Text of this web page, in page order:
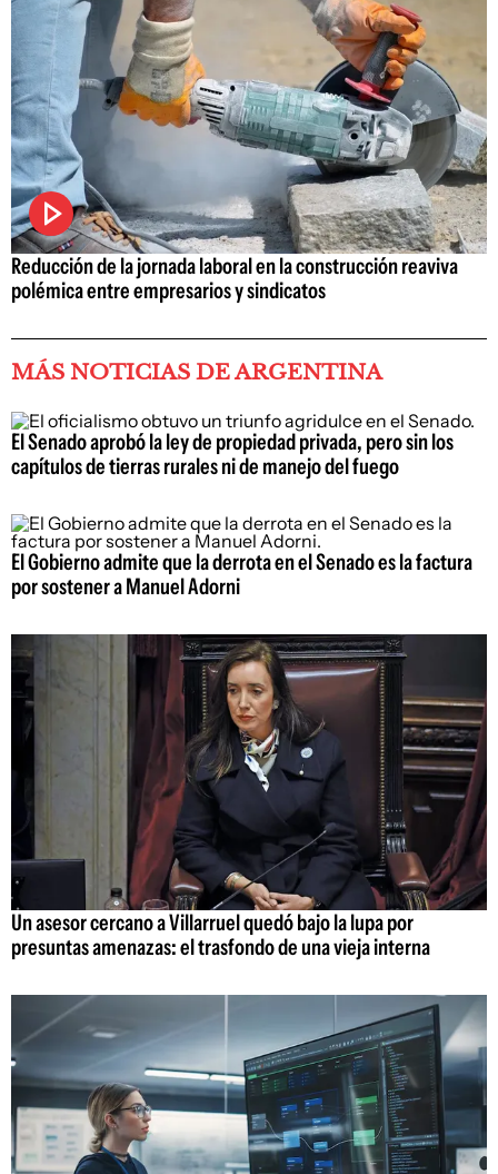
Reducción de la jornada laboral en la construcción reaviva
polémica entre empresarios y sindicatos
MÁS NOTICIAS DE ARGENTINA
El Senado aprobó la ley de propiedad privada, pero sin los
capítulos de tierras rurales ni de manejo del fuego
El Gobierno admite que la derrota en el Senado es la factura
por sostener a Manuel Adorni
Un asesor cercano a Villarruel quedó bajo la lupa por
presuntas amenazas: el trasfondo de una vieja interna